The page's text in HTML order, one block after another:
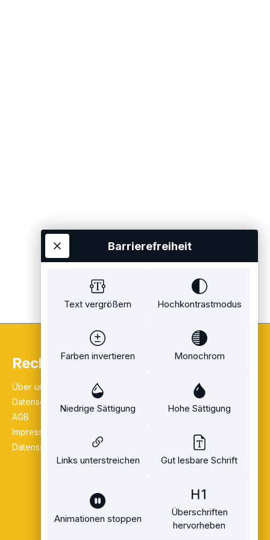
Rechtliches
Über uns
Datenschutz
AGB
Impressum
Datenschutz
Text vergrößern Hochkontrastmodus
Farben invertieren Monochrom
Niedrige Sättigung Hohe Sättigung
Links unterstreichen Gut lesbare Schrift
Animationen stoppen
Überschriften
hervorheben
Barrierefreiheit